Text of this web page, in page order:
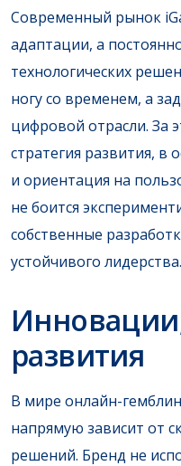
Современный рынок
адаптации, а
технологических
ногу со временем, а
цифровой отрасли. За
стратегия развития,
и ориентация на
не боится
собственные
устойчивого лидерства.
развития
В мире онлайн-
напрямую зависит от
решений. Бренд не